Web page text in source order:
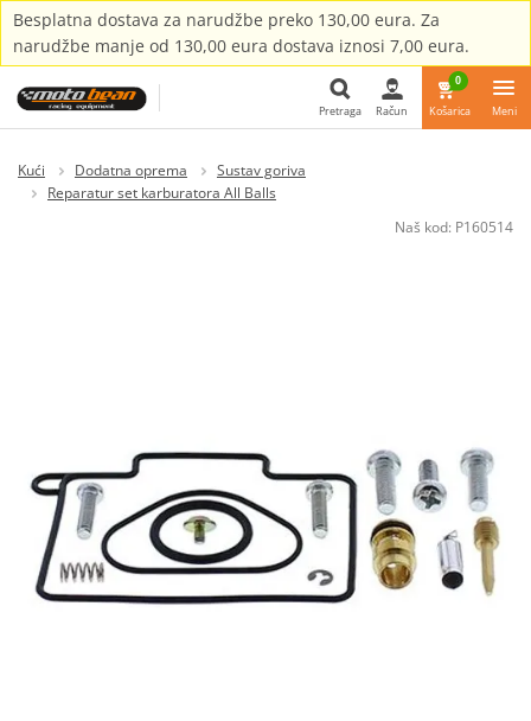
Besplatna dostava za narudžbe preko 130,00 eura. Za
narudžbe manje od 130,00 eura dostava iznosi 7,00 eura.
Pretraga Račun
0
Košarica Meni
Kući Dodatna oprema
Sustav goriva
Reparatur set karburatora All Balls
Naš kod: P160514